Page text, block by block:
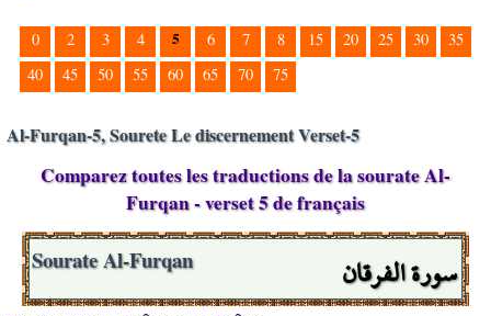
0 2 3 4 5 6 7 8 15 20 25 30
35
40
45 50 55 60 65 70 75
Al-Furqan-5, Sourete Le discernement Verset-5
Comparez toutes les traductions de la sourate Al-
Furqan - verset 5 de français
سورة الفرقان Sourate Al-Furqan